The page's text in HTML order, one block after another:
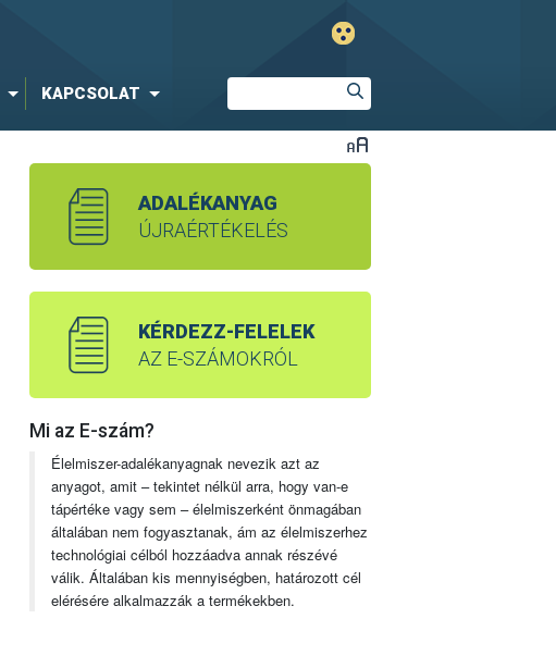
KAPCSOLAT
ADALÉKANYAG
ÚJRAÉRTÉKELÉS
KÉRDEZZ-FELELEK
AZ E-SZÁMOKRÓL
Mi az E-szám?
Élelmiszer-adalékanyagnak nevezik azt az
anyagot, amit – tekintet nélkül arra, hogy van-e
tápértéke vagy sem – élelmiszerként önmagában
általában nem fogyasztanak, ám az élelmiszerhez
technológiai célból hozzáadva annak részévé
válik. Általában kis mennyiségben, határozott cél
elérésére alkalmazzák a termékekben.